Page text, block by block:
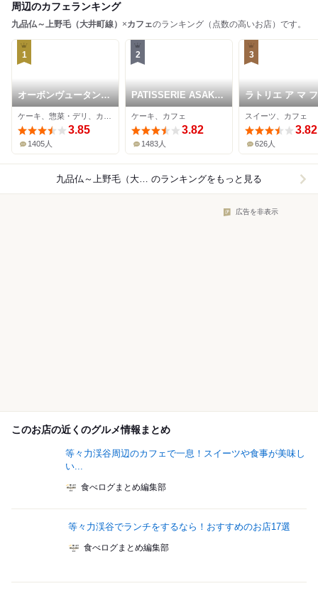
周辺のカフェランキング
九品仏～上野毛（大井町線） ×カフェのランキング（点数の高いお店）です。
1
オーボンヴュータン
尾山台店
3.85
1405人
2
PATISSERIE ASAKO
IWAYANAGI
ケーキ、カフェ
3.82
1483人
3
ラトリエ ア マ
ン
スイーツ、カフェ
3.82
626人
九品仏～上野毛（大井町線）×カフェ のランキングをもっと見る
広告を非表示
このお店の近くのグルメ情報まとめ
等々力渓谷周辺のカフェで一息！スイーツや食事が美味し
い...
食べログまとめ編集部
等々力渓谷でランチをするなら！おすすめのお店17選
食べログまとめ編集部